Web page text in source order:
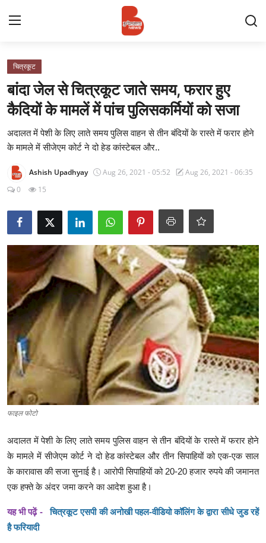
Contact
प्रमुख ख़बर
राज्य
बुन्देलखण्ड
वीडियो
क्राइम
स्पोर्ट्स
मनोरंजन
गैलरी
चित्रकूट
बांदा जेल से चित्रकूट जाते समय, फरार हुए
कैदियों के मामलें में पांच पुलिसकर्मियों को सजा
अदालत में पेशी के लिए लाते समय पुलिस वाहन से तीन बंदियों के रास्ते में फरार होने
के मामले में सीजेएम कोर्ट ने दो हेड कांस्टेबल और..
Ashish Upadhyay Aug 26, 2021 - 05:52
Aug 26, 2021 - 06:35
0
15
फाइल फोटो
अदालत में पेशी के लिए लाते समय पुलिस वाहन से तीन बंदियों के रास्ते में फरार होने
के मामले में सीजेएम कोर्ट ने दो हेड कांस्टेबल और तीन सिपाहियों को एक-एक साल
के कारावास की सजा सुनाई है। आरोपी सिपाहियों को 20-20 हजार रुपये की जमानत
एक हफ्ते के अंदर जमा करने का आदेश हुआ है।
यह भी पढ़ें -
चित्रकूट एसपी की अनोखी पहल-वीडियो कॉलिंग के द्वारा सीधे जुड रहें
है फरियादी